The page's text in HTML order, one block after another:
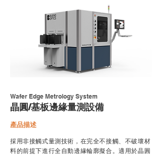
Wafer Edge Metrology System
晶圓/基板邊緣量測設備
產品描述
採用非接觸式量測技術，在完全不接觸、不破壞材
料的前提下進行全自動邊緣輪廓擬合。適用於晶圓